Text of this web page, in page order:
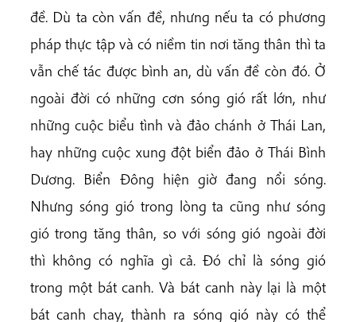
đề. Dù ta còn vấn đề, nhưng nếu ta có phương
pháp thực tập và có niềm tin nơi tăng thân thì ta
vẫn chế tác được bình an, dù vấn đề còn đó. Ở
ngoài đời có những cơn sóng gió rất lớn, như
những cuộc biểu tình và đảo chánh ở Thái Lan,
hay những cuộc xung đột biển đảo ở Thái Bình
Dương. Biển Đông hiện giờ đang nổi sóng.
Nhưng sóng gió trong lòng ta cũng như sóng
gió trong tăng thân, so với sóng gió ngoài đời
thì không có nghĩa gì cả. Đó chỉ là sóng gió
trong một bát canh. Và bát canh này lại là một
bát canh chay, thành ra sóng gió này có thể